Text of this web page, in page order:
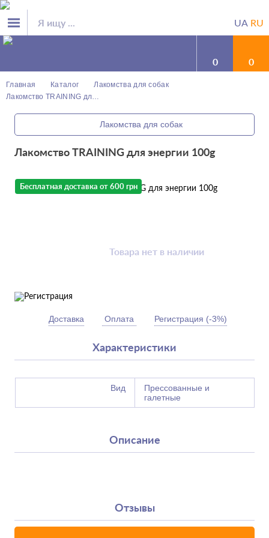
UA RU
0 0
Главная Каталог
Лакомства для собак
Лакомство TRAINING для энергии 100g
Лакомства для собак
Лакомство TRAINING для энергии 100g
Бесплатная доставка от 600 грн
Товара нет в наличии
Доставка Оплата Регистрация (-3%)
Характеристики
Вид
Прессованные и
галетные
Описание
Отзывы